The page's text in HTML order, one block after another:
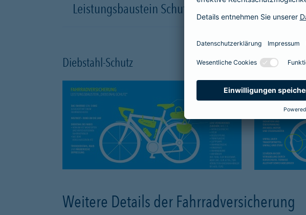
Leistungsbaustein Schutzbrief
Diebstahl-Schutz Kasko-
Weitere Details der Fahrradversicherung